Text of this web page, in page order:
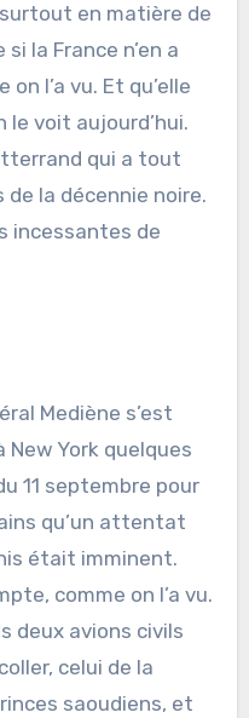
en matière de
la France n’en a
l’a vu. Et qu’elle
le voit aujourd’hui.
qui a tout
de la décennie noire.
incessantes de
Mediène s’est
York quelques
11 septembre pour
qu’un attentat
était imminent.
comme on l’a vu.
deux avions civils
celui de la
saoudiens, et